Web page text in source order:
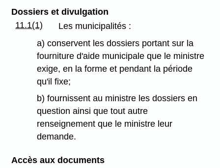
Dossiers et divulgation
11.1(1)
Les municipalités :
a) conservent les dossiers portant sur la
fourniture d'aide municipale que le ministre
exige, en la forme et pendant la période
qu'il fixe;
b) fournissent au ministre les dossiers en
question ainsi que tout autre
renseignement que le ministre leur
demande.
Accès aux documents